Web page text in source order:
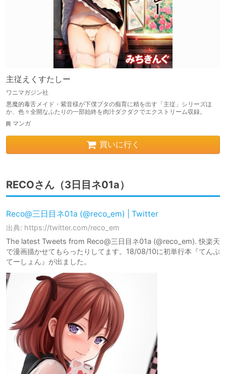
主従えくすたしー
ワニマガジン社
悪魔的毒舌メイド・紫音様が下僕ブタの痴育に精を出す「主従」シリーズほ
か、色々全開なふたりの一部始終を肉汁ダクダクでエクストリーム収録。
マンガ
買いに行く
RECOさん（3日目ネ01a）
Reco@三日目ネ01a (@reco_em) | Twitter
出典: https://twitter.com/reco_em
The latest Tweets from Reco@三日目ネ01a (@reco_em). 快楽天
で漫画描かせてもらったりしてます。18/08/10に初単行本『てんぷ
てーしょん』が出ました。